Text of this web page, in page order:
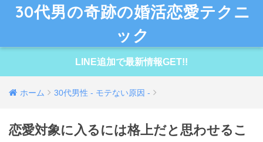
30代男の奇跡の婚活恋愛テクニ
ック
LINE追加で最新情報GET!!
ホーム 30代男性 - モテない原因 -
恋愛対象に入るには格上だと思わせるこ